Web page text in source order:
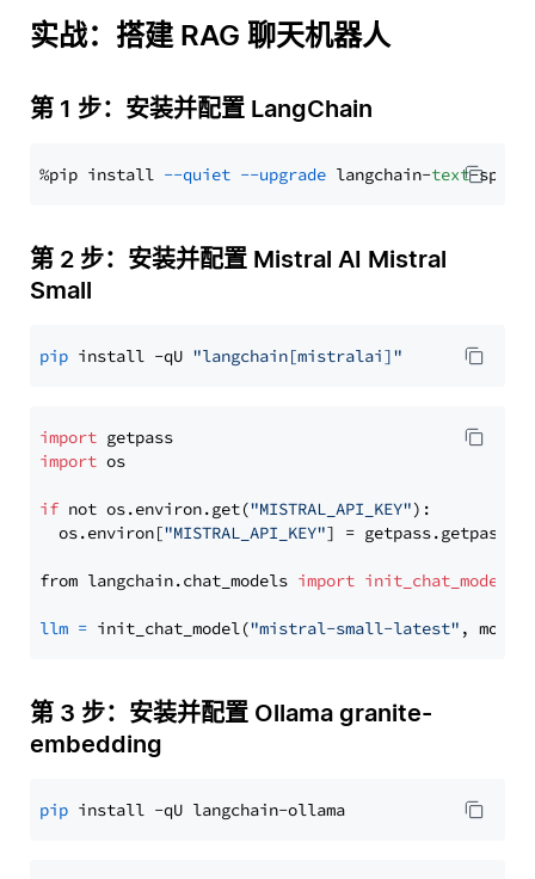
实战：搭建 RAG 聊天机器人
第 1 步：安装并配置 LangChain
%pip install --quiet --upgrade langchain-text
第 2 步：安装并配置 Mistral AI Mistral
Small
pip install -qU "langchain[mistralai]"
import
import os
if not os.environ.get("MISTRAL_API_KEY"):
  os.environ[
"MISTRAL_API_KEY"] = getpass.getpass(
from langchain.chat_models import init_chat_model
llm = init_chat_model("mistral-small-latest" ,
第 3 步：安装并配置 Ollama granite-
embedding
pip